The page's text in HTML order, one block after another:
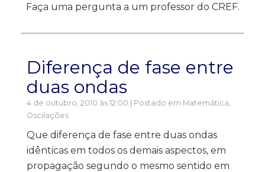
Faça uma pergunta a um professor do CREF.
Diferença de fase entre
duas ondas
4 de outubro, 2010 às 12:00 | Postado em Matemática
Oscilações
Que diferença de fase entre duas ondas
idênticas em todos os demais aspectos, em
propagação segundo o mesmo sentido em